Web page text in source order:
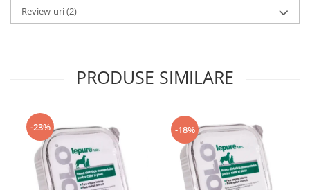
Review-uri(2)
PRODUSE SIMILARE
-23% -18%